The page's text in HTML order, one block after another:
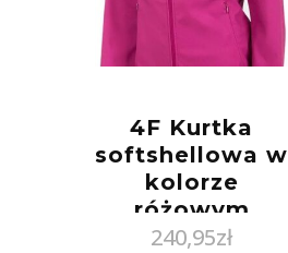
4F Kurtka
softshellowa w
kolorze
różowym
240,95zł